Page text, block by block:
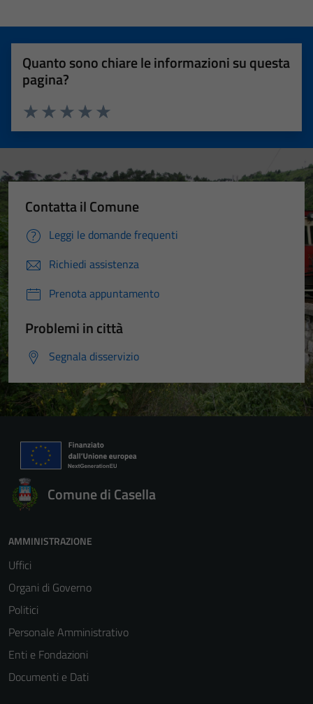
Quanto sono chiare le informazioni su questa
pagina?
Valuta 5 stelle su 5
Valuta 4 stelle su 5
Valuta 3 stelle su 5
Valuta 2 stelle su 5
Valuta 1 stelle su 5
Contatta il Comune
Leggi le domande frequenti
Richiedi assistenza
Prenota appuntamento
Problemi in città
Segnala disservizio
Comune di Casella
AMMINISTRAZIONE
Uffici
Organi di Governo
Politici
Personale Amministrativo
Enti e Fondazioni
Documenti e Dati